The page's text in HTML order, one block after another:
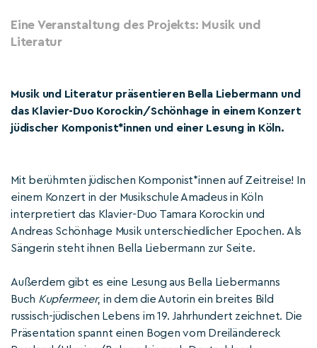
Eine Veranstaltung des Projekts: Musik und
Literatur
Musik und Literatur präsentieren Bella Liebermann und
das Klavier-Duo Korockin/Schönhage in einem Konzert
jüdischer Komponist*innen und einer Lesung in Köln.
Mit berühmten jüdischen Komponist*innen auf Zeitreise! In
einem Konzert in der Musikschule Amadeus in Köln
interpretiert das Klavier-Duo Tamara Korockin und
Andreas Schönhage Musik unterschiedlicher Epochen. Als
Sängerin steht ihnen Bella Liebermann zur Seite.
Außerdem gibt es eine Lesung aus Bella Liebermanns
Buch Kupfermeer, in dem die Autorin ein breites Bild
russisch-jüdischen Lebens im 19. Jahrhundert zeichnet. Die
Präsentation spannt einen Bogen vom Dreiländereck